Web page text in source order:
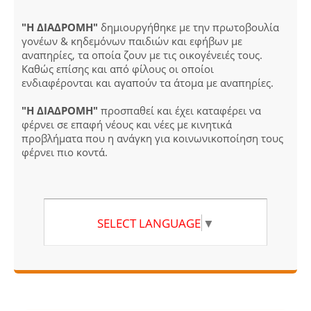
"Η ΔΙΑΔΡΟΜΗ" δημιουργήθηκε με την πρωτοβουλία
γονέων & κηδεμόνων παιδιών και εφήβων με
αναπηρίες, τα οποία ζουν με τις οικογένειές τους.
Καθώς επίσης και από φίλους οι οποίοι
ενδιαφέρονται και αγαπούν τα άτομα με αναπηρίες.
"Η ΔΙΑΔΡΟΜΗ" προσπαθεί και έχει καταφέρει να
φέρνει σε επαφή νέους και νέες με κινητικά
προβλήματα που η ανάγκη για κοινωνικοποίηση τους
φέρνει πιο κοντά.
SELECT LANGUAGE ▼